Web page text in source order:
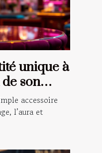
unique à
son
accessoire
l’aura et